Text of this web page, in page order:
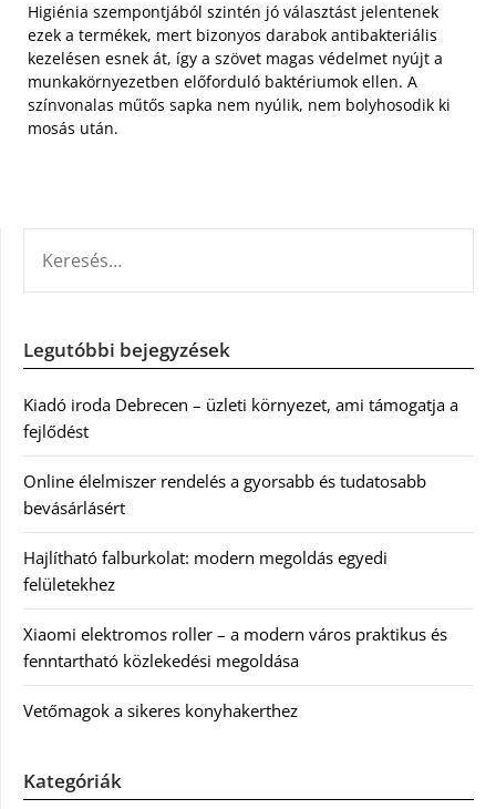
Higiénia szempontjából szintén jó választást jelentenek
ezek a termékek, mert bizonyos darabok antibakteriális
kezelésen esnek át, így a szövet magas védelmet nyújt a
munkakörnyezetben előforduló baktériumok ellen. A
színvonalas műtős sapka nem nyúlik, nem bolyhosodik ki
mosás után.
Legutóbbi bejegyzések
Kiadó iroda Debrecen – üzleti környezet, ami támogatja a
fejlődést
Online élelmiszer rendelés a gyorsabb és tudatosabb
bevásárlásért
Hajlítható falburkolat: modern megoldás egyedi
felületekhez
Xiaomi elektromos roller – a modern város praktikus és
fenntartható közlekedési megoldása
Vetőmagok a sikeres konyhakerthez
Kategóriák